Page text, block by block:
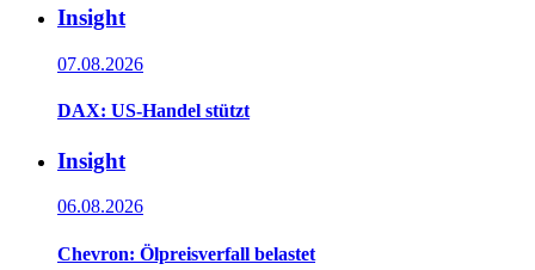
Insight
07.08.2026
DAX: US-Handel stützt
Insight
06.08.2026
Chevron: Ölpreisverfall belastet